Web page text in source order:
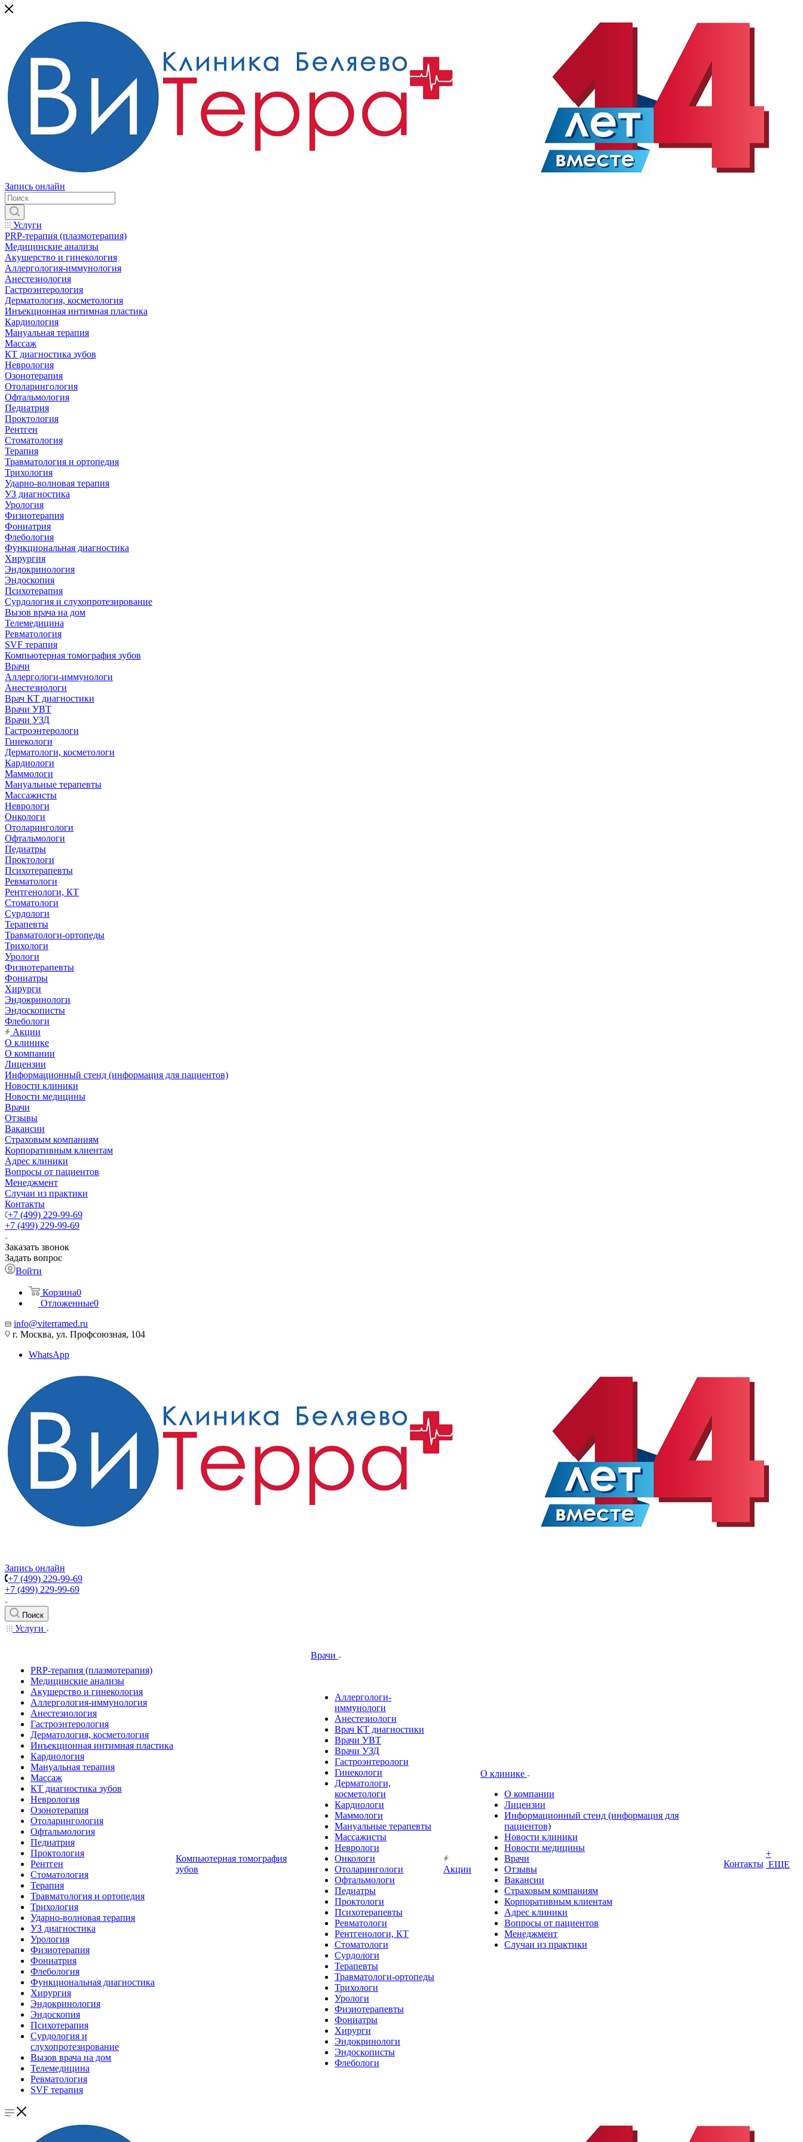
Запись онлайн
Услуги
PRP-терапия (плазмотерапия)
Медицинские анализы
Акушерство и гинекология
Аллергология-иммунология
Анестезиология
Гастроэнтерология
Дерматология, косметология
Инъекционная интимная пластика
Кардиология
Мануальная терапия
Массаж
КТ диагностика зубов
Неврология
Озонотерапия
Отоларингология
Офтальмология
Педиатрия
Проктология
Рентген
Стоматология
Терапия
Травматология и ортопедия
Трихология
Ударно-волновая терапия
УЗ диагностика
Урология
Физиотерапия
Фониатрия
Флебология
Функциональная диагностика
Хирургия
Эндокринология
Эндоскопия
Психотерапия
Сурдология и слухопротезирование
Вызов врача на дом
Телемедицина
Ревматология
SVF терапия
Компьютерная томография зубов
Врачи
Аллергологи-иммунологи
Анестезиологи
Врач КТ диагностики
Врачи УВТ
Врачи УЗД
Гастроэнтерологи
Гинекологи
Дерматологи, косметологи
Кардиологи
Маммологи
Мануальные терапевты
Массажисты
Неврологи
Онкологи
Отоларингологи
Офтальмологи
Педиатры
Проктологи
Психотерапевты
Ревматологи
Рентгенологи, КТ
Стоматологи
Сурдологи
Терапевты
Травматологи-ортопеды
Трихологи
Урологи
Физиотерапевты
Фониатры
Хирурги
Эндокринологи
Эндоскописты
Флебологи
Акции
О клинике
О компании
Лицензии
Информационный стенд (информация для пациентов)
Новости клиники
Новости медицины
Врачи
Отзывы
Вакансии
Страховым компаниям
Корпоративным клиентам
Адрес клиники
Вопросы от пациентов
Менеджмент
Случаи из практики
Контакты
+7 (499) 229-99-69
+7 (499) 229-99-69
Заказать звонок
Задать вопрос
Войти
Корзина0
Отложенные0
info@viterramed.ru
г. Москва, ул. Профсоюзная, 104
WhatsApp
Запись онлайн
+7 (499) 229-99-69
+7 (499) 229-99-69
Поиск
Услуги
PRP-терапия (плазмотерапия)
Медицинские анализы
Акушерство и гинекология
Аллергология-иммунология
Анестезиология
Гастроэнтерология
Дерматология, косметология
Инъекционная интимная пластика
Кардиология
Мануальная терапия
Массаж
КТ диагностика зубов
Неврология
Озонотерапия
Отоларингология
Офтальмология
Педиатрия
Проктология
Рентген
Стоматология
Терапия
Травматология и ортопедия
Трихология
Ударно-волновая терапия
УЗ диагностика
Урология
Физиотерапия
Фониатрия
Флебология
Функциональная диагностика
Хирургия
Эндокринология
Эндоскопия
Психотерапия
Сурдология и
слухопротезирование
Вызов врача на дом
Телемедицина
Ревматология
SVF терапия
Компьютерная томография
зубов
Врачи
Аллергологи-
иммунологи
Анестезиологи
Врач КТ диагностики
Врачи УВТ
Врачи УЗД
Гастроэнтерологи
Гинекологи
Дерматологи,
косметологи
Кардиологи
Маммологи
Мануальные терапевты
Массажисты
Неврологи
Онкологи
Отоларингологи
Офтальмологи
Педиатры
Проктологи
Психотерапевты
Ревматологи
Рентгенологи, КТ
Стоматологи
Сурдологи
Терапевты
Травматологи-ортопеды
Трихологи
Урологи
Физиотерапевты
Фониатры
Хирурги
Эндокринологи
Эндоскописты
Флебологи
Акции
О клинике
О компании
Лицензии
Информационный стенд (информация для
пациентов)
Новости клиники
Новости медицины
Врачи
Отзывы
Вакансии
Страховым компаниям
Корпоративным клиентам
Адрес клиники
Вопросы от пациентов
Менеджмент
Случаи из практики
Контакты
+
ЕЩЕ